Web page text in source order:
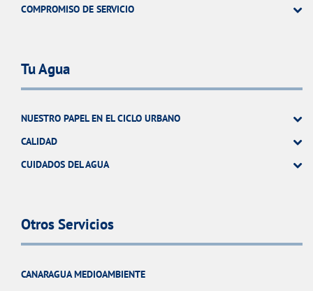
COMPROMISO DE SERVICIO
Tu Agua
NUESTRO PAPEL EN EL CICLO URBANO
CALIDAD
CUIDADOS DEL AGUA
Otros Servicios
CANARAGUA MEDIOAMBIENTE